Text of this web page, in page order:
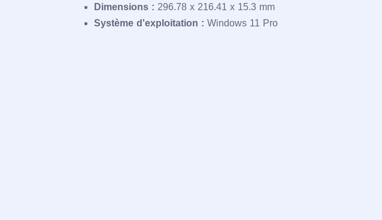
Dimensions : 296.78 x 216.41 x 15.3 mm
Système d'exploitation : Windows 11 Pro